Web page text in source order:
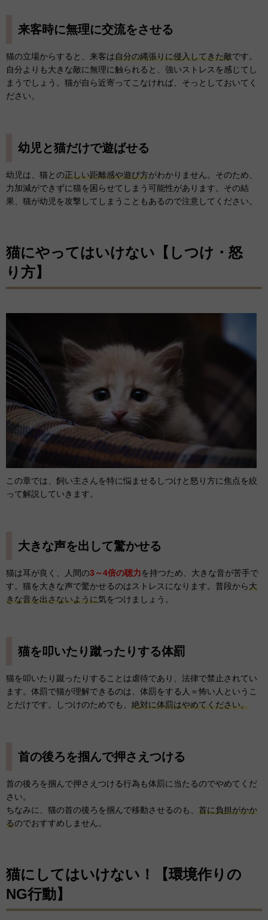
来客時に無理に交流をさせる
猫の立場からすると、来客は自分の縄張りに侵入してきた敵です。
自分よりも大きな敵に無理に触られると、強いストレスを感じてし
まうでしょう。猫が自ら近寄ってこなければ、そっとしておいてく
ださい。
幼児と猫だけで遊ばせる
幼児は、猫との正しい距離感や遊び方がわかりません。そのため、
力加減ができずに猫を困らせてしまう可能性があります。その結
果、猫が幼児を攻撃してしまうこともあるので注意してください。
猫にやってはいけない【しつけ・怒
り方】
この章では、飼い主さんを特に悩ませるしつけと怒り方に焦点を絞
って解説していきます。
大きな声を出して驚かせる
猫は耳が良く、人間の3～4倍の聴力を持つため、大きな音が苦手で
す。猫を大きな声で驚かせるのはストレスになります。普段から大
きな音を出さないように気をつけましょう。
猫を叩いたり蹴ったりする体罰
猫を叩いたり蹴ったりすることは虐待であり、法律で禁止されてい
ます。体罰で猫が理解できるのは、体罰をする人＝怖い人というこ
とだけです。しつけのためでも、 絶対に体罰はやめてください。
首の後ろを掴んで押さえつける
首の後ろを掴んで押さえつける行為も体罰に当たるのでやめてくだ
さい。
ちなみに、猫の首の後ろを掴んで移動させるのも、 首に負担がかか
るのでおすすめしません。
猫にしてはいけない！【環境作りの
NG行動】